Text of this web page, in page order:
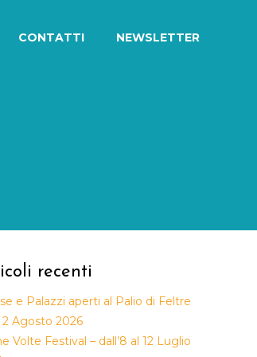
CONTATTI NEWSLETTER
recenti
e Palazzi aperti al Palio di Feltre
2 Agosto 2026
Volte Festival – dall’8 al 12 Luglio